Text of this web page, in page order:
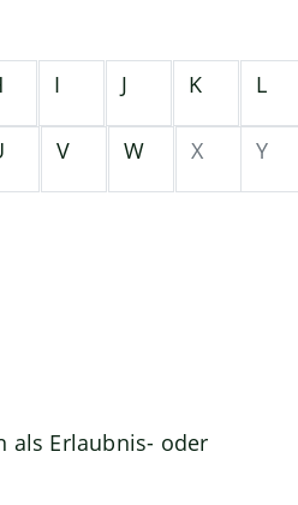
I J K L
V W X Y
als Erlaubnis- oder